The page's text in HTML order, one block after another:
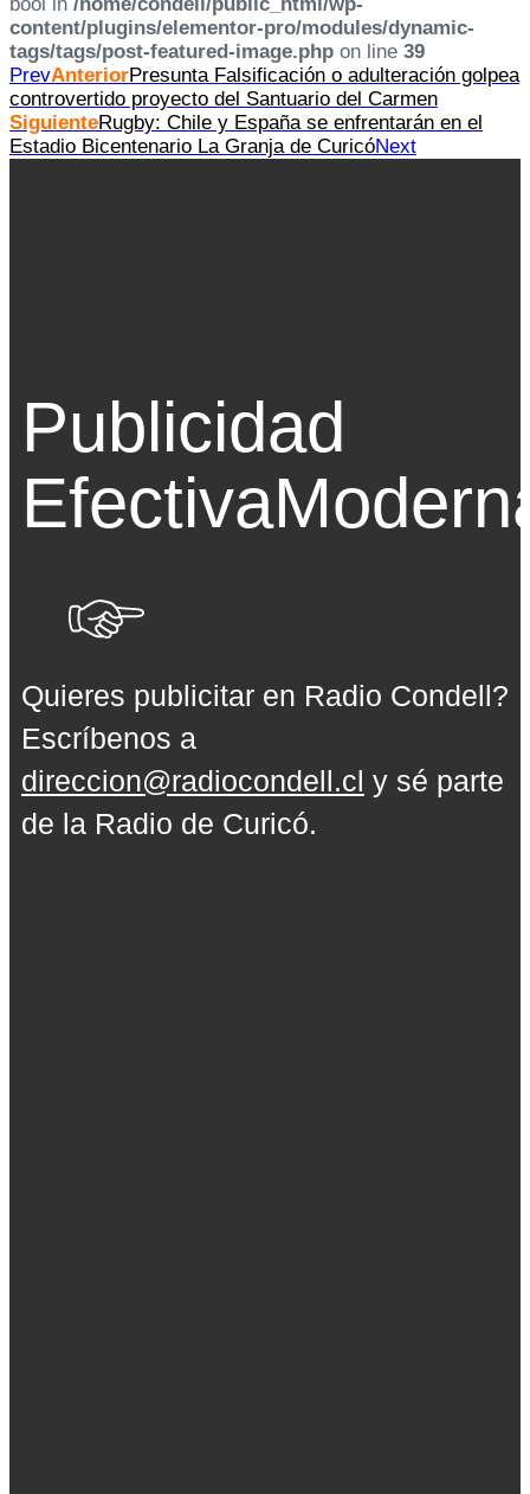
content/plugins/elementor-pro/modules/dynamic-
tags/tags/post-featured-image.php on line 39
PrevAnteriorPresunta Falsificación o adulteración golpea
controvertido proyecto del Santuario del Carmen
SiguienteRugby: Chile y España se enfrentarán en el
Estadio Bicentenario La Granja de CuricóNext
Publicidad
Efectiva
Quieres publicitar en Radio Condell?
Escríbenos a
direccion@radiocondell.cl y sé parte
de la Radio de Curicó.